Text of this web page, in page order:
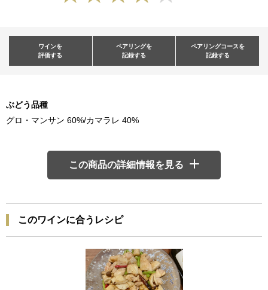
ワインを
評価する
ペアリングを
記録する
ペアリングコースを
記録する
ぶどう品種
グロ・マンサン 60%/カマラレ 40%
この商品の詳細情報を見る
このワインに合うレシピ